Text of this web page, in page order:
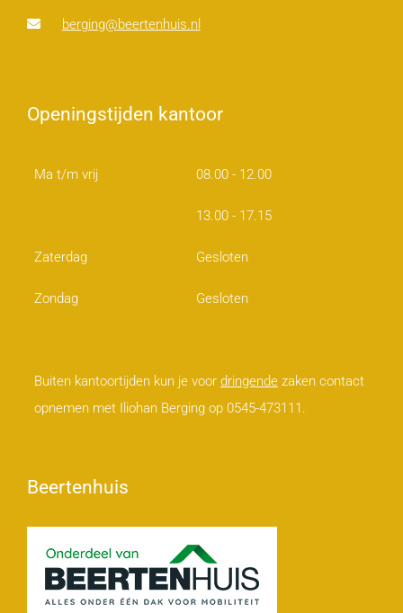
berging@beertenhuis.nl
Openingstijden kantoor
Ma t/m vrij 08.00 - 12.00
13.00 - 17.15
Zaterdag Gesloten
Zondag Gesloten
Buiten kantoortijden kun je voor dringende zaken contact
opnemen met Iliohan Berging op 0545-473111.
Beertenhuis